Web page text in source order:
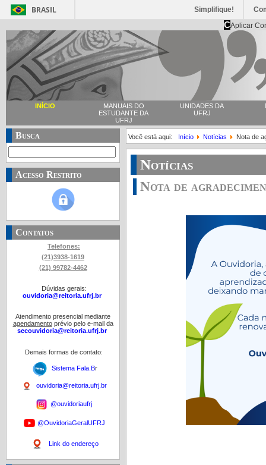
BRASIL Simplifique!
CAplicar
INÍCIO
MANUAIS DO
ESTUDANTE DA
UFRJ
UNIDADES DA
UFRJ
Busca
Acesso Restrito
Contatos
Telefones:
(21)3938-1619
(21) 99782-4462
Dúvidas gerais:
ouvidoria@reitoria.ufrj.br
Atendimento presencial mediante
agendamentoprévio pelo e-mail da
secouvidoria@reitoria.ufrj.br
Demais formas de contato:
Sistema Fala.Br
ouvidoria@reitoria.ufrj.br
@ouvidoriaufrj
@OuvidoriaGeralUFRJ
Link do endereço
Você está aqui: Início Notícias Nota de
Notícias
Nota de